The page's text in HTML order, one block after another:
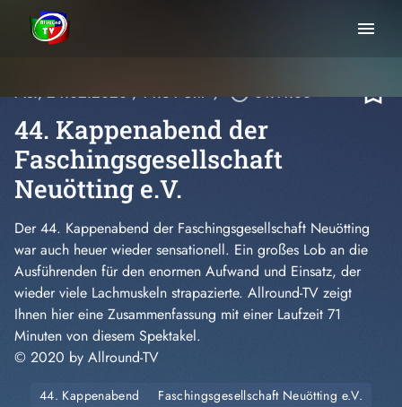
menu
Mo., 24.02.2020, 14:34 Uhr / play_circle_outline01:11:00 bookmark_border
44. Kappenabend der
Faschingsgesellschaft
Neuötting e.V.
Der 44. Kappenabend der Faschingsgesellschaft Neuötting
war auch heuer wieder sensationell. Ein großes Lob an die
Ausführenden für den enormen Aufwand und Einsatz, der
wieder viele Lachmuskeln strapazierte. Allround-TV zeigt
Ihnen hier eine Zusammenfassung mit einer Laufzeit 71
Minuten von diesem Spektakel.
© 2020 by Allround-TV
44. Kappenabend Faschingsgesellschaft Neuötting e.V.